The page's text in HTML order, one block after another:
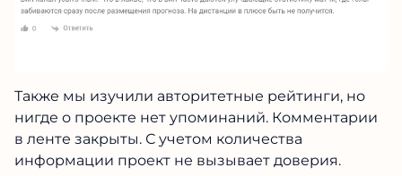
Также мы изучили авторитетные рейтинги, но
нигде о проекте нет упоминаний. Комментарии
в ленте закрыты. С учетом количества
информации проект не вызывает доверия.